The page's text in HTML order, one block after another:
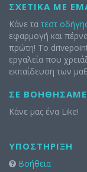
ΣΧΕΤΙΚΆ ΜΕ
Κάνε τα τεστ
εφαρμογή και
πρώτη! Το
εργαλεία που
εκπαίδευση των
ΣΕ
Κάνε μας ένα Like!
ΥΠΟΣΤΉΡΙΞΗ
Βοήθεια